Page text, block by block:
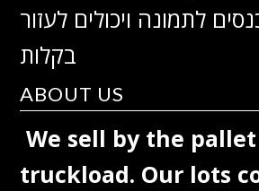
לתמונה ויכולים לעזור
ABOUT US
We sell by the
truckload. Our lots